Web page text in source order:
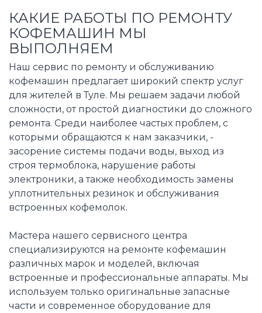
КАКИЕ РАБОТЫ ПО РЕМОНТУ
КОФЕМАШИН МЫ
ВЫПОЛНЯЕМ
Наш сервис по ремонту и обслуживанию
кофемашин предлагает широкий спектр услуг
для жителей в Туле. Мы решаем задачи любой
сложности, от простой диагностики до сложного
ремонта. Среди наиболее частых проблем, с
которыми обращаются к нам заказчики, -
засорение системы подачи воды, выход из
строя термоблока, нарушение работы
электроники, а также необходимость замены
уплотнительных резинок и обслуживания
встроенных кофемолок.
Мастера нашего сервисного центра
специализируются на ремонте кофемашин
различных марок и моделей, включая
встроенные и профессиональные аппараты. Мы
используем только оригинальные запасные
части и современное оборудование для